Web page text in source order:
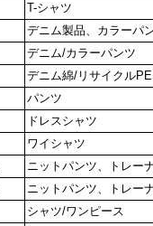
T-シャツ
デニム製品、カラーパ
デニム/カラーパンツ
デニム綿/リサイクル
パンツ
ドレスシャツ
ワイシャツ
ニットパンツ、トレー
ニットパンツ、トレー
シャツ/ワンピース